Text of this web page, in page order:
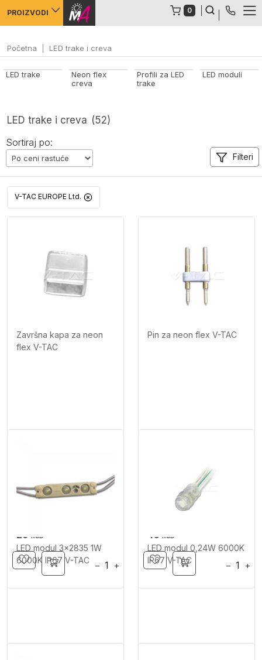
Error: Language not set, please first set language
PROIZVODI 0
Početna LED trake i creva
LED trake
Neon flex
creva
Profili za LED
trake
LED moduli
LED trake i creva (52)
Filteri
Sortiraj po:
V-TAC EUROPE Ltd.
Završna kapa za neon
flex V-TAC
29 RSD
− +
Pin za neon flex V-TAC
40 RSD
− +
LED modul 3x2835 1W
6000K IP67 V-TAC
LED modul 0,24W 6000K
IP67 V-TAC